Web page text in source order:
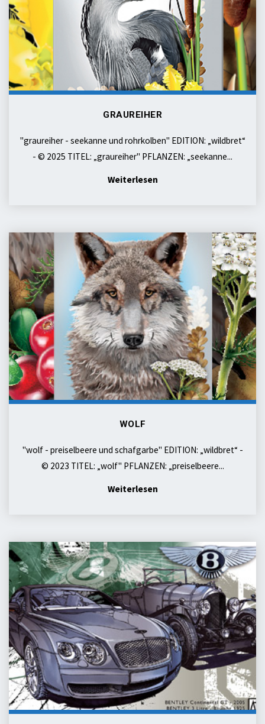
GRAUREIHER
"graureiher - seekanne und rohrkolben" EDITION: „wildbret“
- © 2025 TITEL: „graureiher" PFLANZEN: „seekanne...
Weiterlesen"graureiher"
wolf
WOLF
"wolf - preiselbeere und schafgarbe" EDITION: „wildbret“ -
© 2023 TITEL: „wolf" PFLANZEN: „preiselbeere...
Weiterlesen"wolf"
bentley
1925/2005